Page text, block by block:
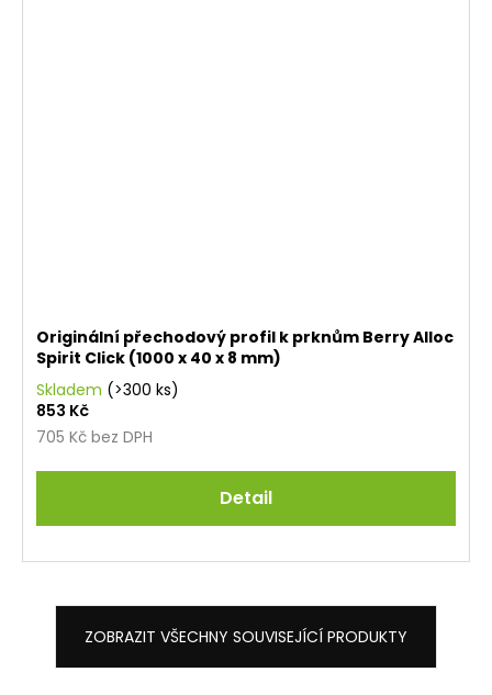
Originální přechodový profil k prknům Berry Alloc
Spirit Click (1000 x 40 x 8 mm)
Skladem (>300 ks)
705 Kč bez DPH
853 Kč
Detail
ZOBRAZIT VŠECHNY SOUVISEJÍCÍ PRODUKTY